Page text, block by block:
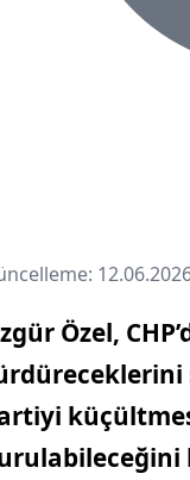
Özel,